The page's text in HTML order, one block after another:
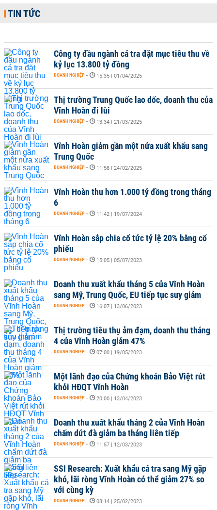
TIN TỨC
Công ty đầu ngành cá tra đặt mục tiêu thu về
kỷ lục 13.800 tỷ đồng
DOANH NGHIỆP - 15:35 | 01/04/2025
Thị trường Trung Quốc lao dốc, doanh thu của
Vĩnh Hoàn đi lùi
DOANH NGHIỆP - 13:34 | 21/03/2025
Vĩnh Hoàn giảm gần một nửa xuất khẩu sang
Trung Quốc
DOANH NGHIỆP - 11:58 | 24/02/2025
Vĩnh Hoàn thu hơn 1.000 tỷ đồng trong tháng
6
DOANH NGHIỆP - 11:42 | 19/07/2024
Vĩnh Hoàn sắp chia cổ tức tỷ lệ 20% bằng cổ
phiếu
DOANH NGHIỆP - 15:05 | 05/07/2023
Doanh thu xuất khẩu tháng 5 của Vĩnh Hoàn
sang Mỹ, Trung Quốc, EU tiếp tục suy giảm
DOANH NGHIỆP - 16:07 | 13/06/2023
Thị trường tiêu thụ ảm đạm, doanh thu tháng
4 của Vĩnh Hoàn giảm 47%
DOANH NGHIỆP - 07:00 | 19/05/2023
Một lãnh đạo của Chứng khoán Bảo Việt rút
khỏi HĐQT Vĩnh Hoàn
DOANH NGHIỆP - 20:00 | 13/04/2023
Doanh thu xuất khẩu tháng 2 của Vĩnh Hoàn
chấm dứt đà giảm ba tháng liên tiếp
DOANH NGHIỆP - 11:57 | 12/03/2023
SSI Research: Xuất khẩu cá tra sang Mỹ gặp
khó, lãi ròng Vĩnh Hoàn có thể giảm 27% so
với cùng kỳ
DOANH NGHIỆP - 08:14 | 25/02/2023